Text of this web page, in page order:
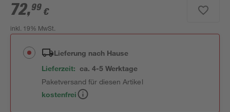
72,99 €
inkl. 19% MwSt.
Lieferung nach Hause
Lieferzeit: ca. 4-5 Werktage
Paketversand für diesen Artikel
kostenfrei